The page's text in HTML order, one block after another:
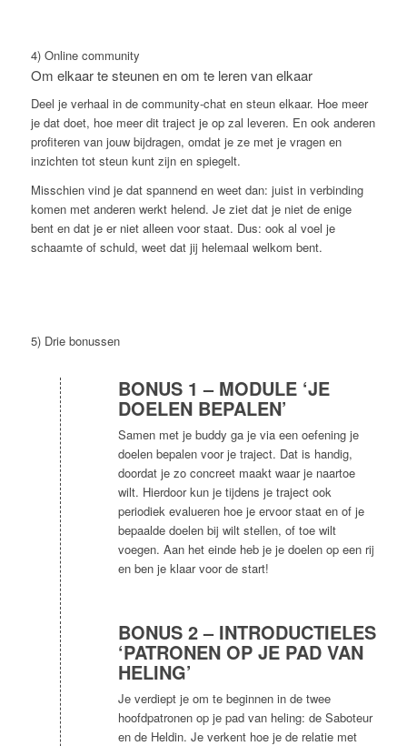
4) Online community
Om elkaar te steunen en om te leren van elkaar
Deel je verhaal in de community-chat en steun elkaar. Hoe meer
je dat doet, hoe meer dit traject je op zal leveren. En ook anderen
profiteren van jouw bijdragen, omdat je ze met je vragen en
inzichten tot steun kunt zijn en spiegelt.
Misschien vind je dat spannend en weet dan: juist in verbinding
komen met anderen werkt helend. Je ziet dat je niet de enige
bent en dat je er niet alleen voor staat. Dus: ook al voel je
schaamte of schuld, weet dat jij helemaal welkom bent.
5) Drie bonussen
BONUS 1 – MODULE ‘JE
DOELEN BEPALEN’
Samen met je buddy ga je via een oefening je
doelen bepalen voor je traject. Dat is handig,
doordat je zo concreet maakt waar je naartoe
wilt. Hierdoor kun je tijdens je traject ook
periodiek evalueren hoe je ervoor staat en of je
bepaalde doelen bij wilt stellen, of toe wilt
voegen. Aan het einde heb je je doelen op een rij
en ben je klaar voor de start!
BONUS 2 – INTRODUCTIELES
‘PATRONEN OP JE PAD VAN
HELING’
Je verdiept je om te beginnen in de twee
hoofdpatronen op je pad van heling: de Saboteur
en de Heldin. Je verkent hoe je de relatie met